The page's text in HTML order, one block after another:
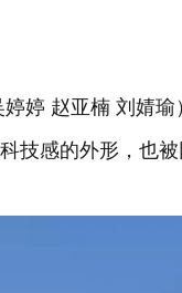
婷 赵亚楠 刘婧
技感的外形，也被